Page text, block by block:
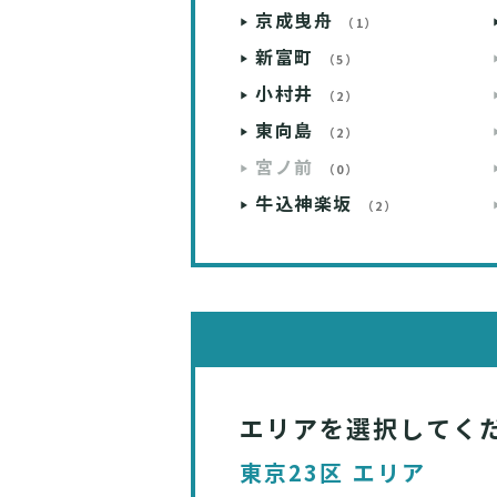
京成曳舟 （1）
新富町 （5）
小村井 （2）
東向島 （2）
宮ノ前 （0）
牛込神楽坂 （2）
エリアを選択してく
東京23区 エリア